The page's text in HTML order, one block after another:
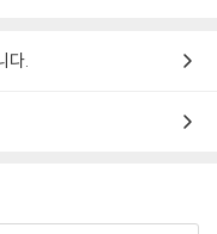
다.